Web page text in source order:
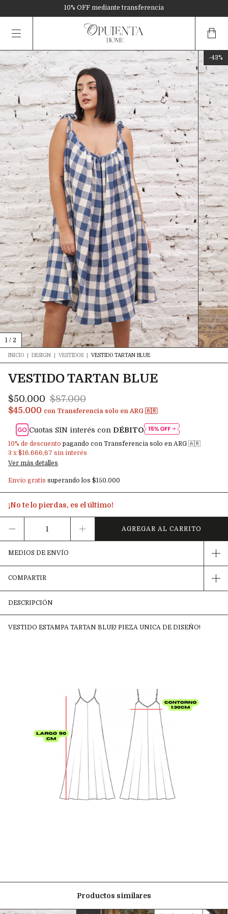
10% OFF mediante transferencia
-43%
1 / 2
INICIO DESIGN VESTIDOS VESTIDO TARTAN BLUE
VESTIDO TARTAN BLUE
$50.000 $87.000
$45.000 con Transferencia solo en ARG 🇦🇷
Cuotas SIN interés conDÉBITO
10% de descuento pagando con Transferencia solo en ARG 🇦🇷
3 x $16.666,67 sin interés
Ver más detalles
Envío gratis superando los $150.000
¡No te lo pierdas, es el último!
MEDIOS DE ENVÍO
COMPARTIR
DESCRIPCIÓN
VESTIDO ESTAMPA TARTAN BLUE! PIEZA UNICA DE DISEÑO!
Productos similares